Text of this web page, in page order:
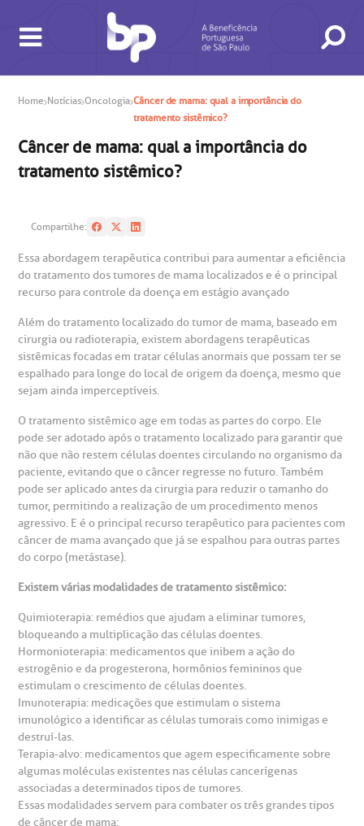
BUSCA
CONSULTAS E EXAMES
in antecipado
de Exames
ATENDIMENTO 24H
SAC
A BP conta com você para melhorar sempre a qualidade do
atendimento e dos serviços prestados.
A Ouvidoria e SAC são canais para você, cliente da BP, tirar
suas dúvidas, registrar suas reclamações ou fazer elogios
Horário de atendimento: 2ª a 6ª feira das 7h às 18h
(11)3505-1000
ouvidoria@bp.org.br
Fale Conosco
CONHEÇA AS UNIDADES
Hospital BP
Saiba mais
Endereço:
Rua Maestro Cardim, 769
CEP: 01323-001 | Bela Vista
BP Mirante
INSTITUCIONAL
do médico
Financeiras
social da BP
corporativa
social
NOSSOS SERVIÇOS
Telemedicina BP
Teleinterconsulta
Centro de Doenças Autoimunes
INFORMAÇÕES ÚTEIS
de atendimento
de Infarto SUS
de Visita
socorro
de cópia de prontuário médico
de orçamento particular
de veracidade de atestado
atendimento
ESPECIALIDADES
de Excelência em Ortopedia
especialidades
Home Notícias Oncologia Câncer de mama: qual a importância do
tratamento sistêmico?
Câncer de mama: qual a importância do
tratamento sistêmico?
Compartilhe:
Essa abordagem terapêutica contribui para aumentar a eficiência
do tratamento dos tumores de mama localizados e é o principal
recurso para controle da doença em estágio avançado
Além do tratamento localizado do tumor de mama, baseado em
cirurgia ou radioterapia, existem abordagens terapêuticas
sistêmicas focadas em tratar células anormais que possam ter se
espalhado para longe do local de origem da doença, mesmo que
sejam ainda imperceptíveis.
O tratamento sistêmico age em todas as partes do corpo. Ele
pode ser adotado após o tratamento localizado para garantir que
não que não restem células doentes circulando no organismo da
paciente, evitando que o câncer regresse no futuro. Também
pode ser aplicado antes da cirurgia para reduzir o tamanho do
tumor, permitindo a realização de um procedimento menos
agressivo. E é o principal recurso terapêutico para pacientes com
câncer de mama avançado que já se espalhou para outras partes
do corpo (metástase).
Existem várias modalidades de tratamento sistêmico:
Quimioterapia: remédios que ajudam a eliminar tumores,
bloqueando a multiplicação das células doentes.
Hormonioterapia: medicamentos que inibem a ação do
estrogênio e da progesterona, hormônios femininos que
estimulam o crescimento de células doentes.
Imunoterapia: medicações que estimulam o sistema
imunológico a identificar as células tumorais como inimigas e
destruí-las.
Terapia-alvo: medicamentos que agem especificamente sobre
algumas moléculas existentes nas células cancerígenas
associadas a determinados tipos de tumores.
Essas modalidades servem para combater os três grandes tipos
de câncer de mama: